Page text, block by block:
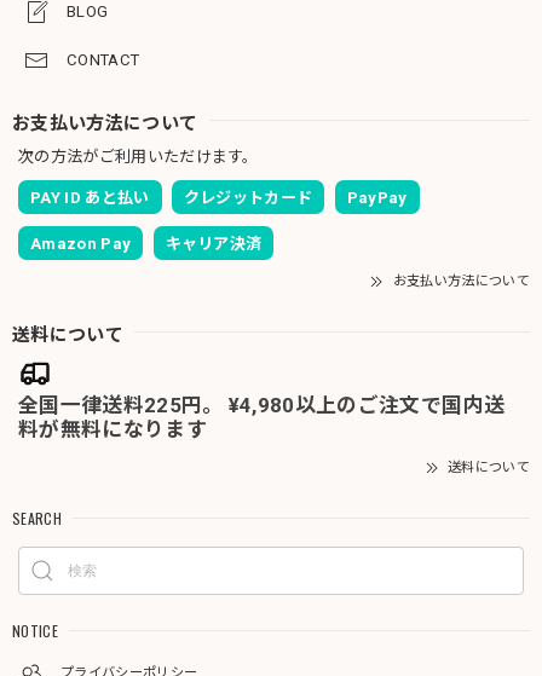
BLOG
CONTACT
お支払い方法について
次の方法がご利用いただけます。
PAY ID あと払い クレジットカード PayPay
Amazon Pay キャリア決済
お支払い方法について
送料について
全国一律送料225円。 ¥4,980以上のご注文で国内送
料が無料になります
送料について
SEARCH
NOTICE